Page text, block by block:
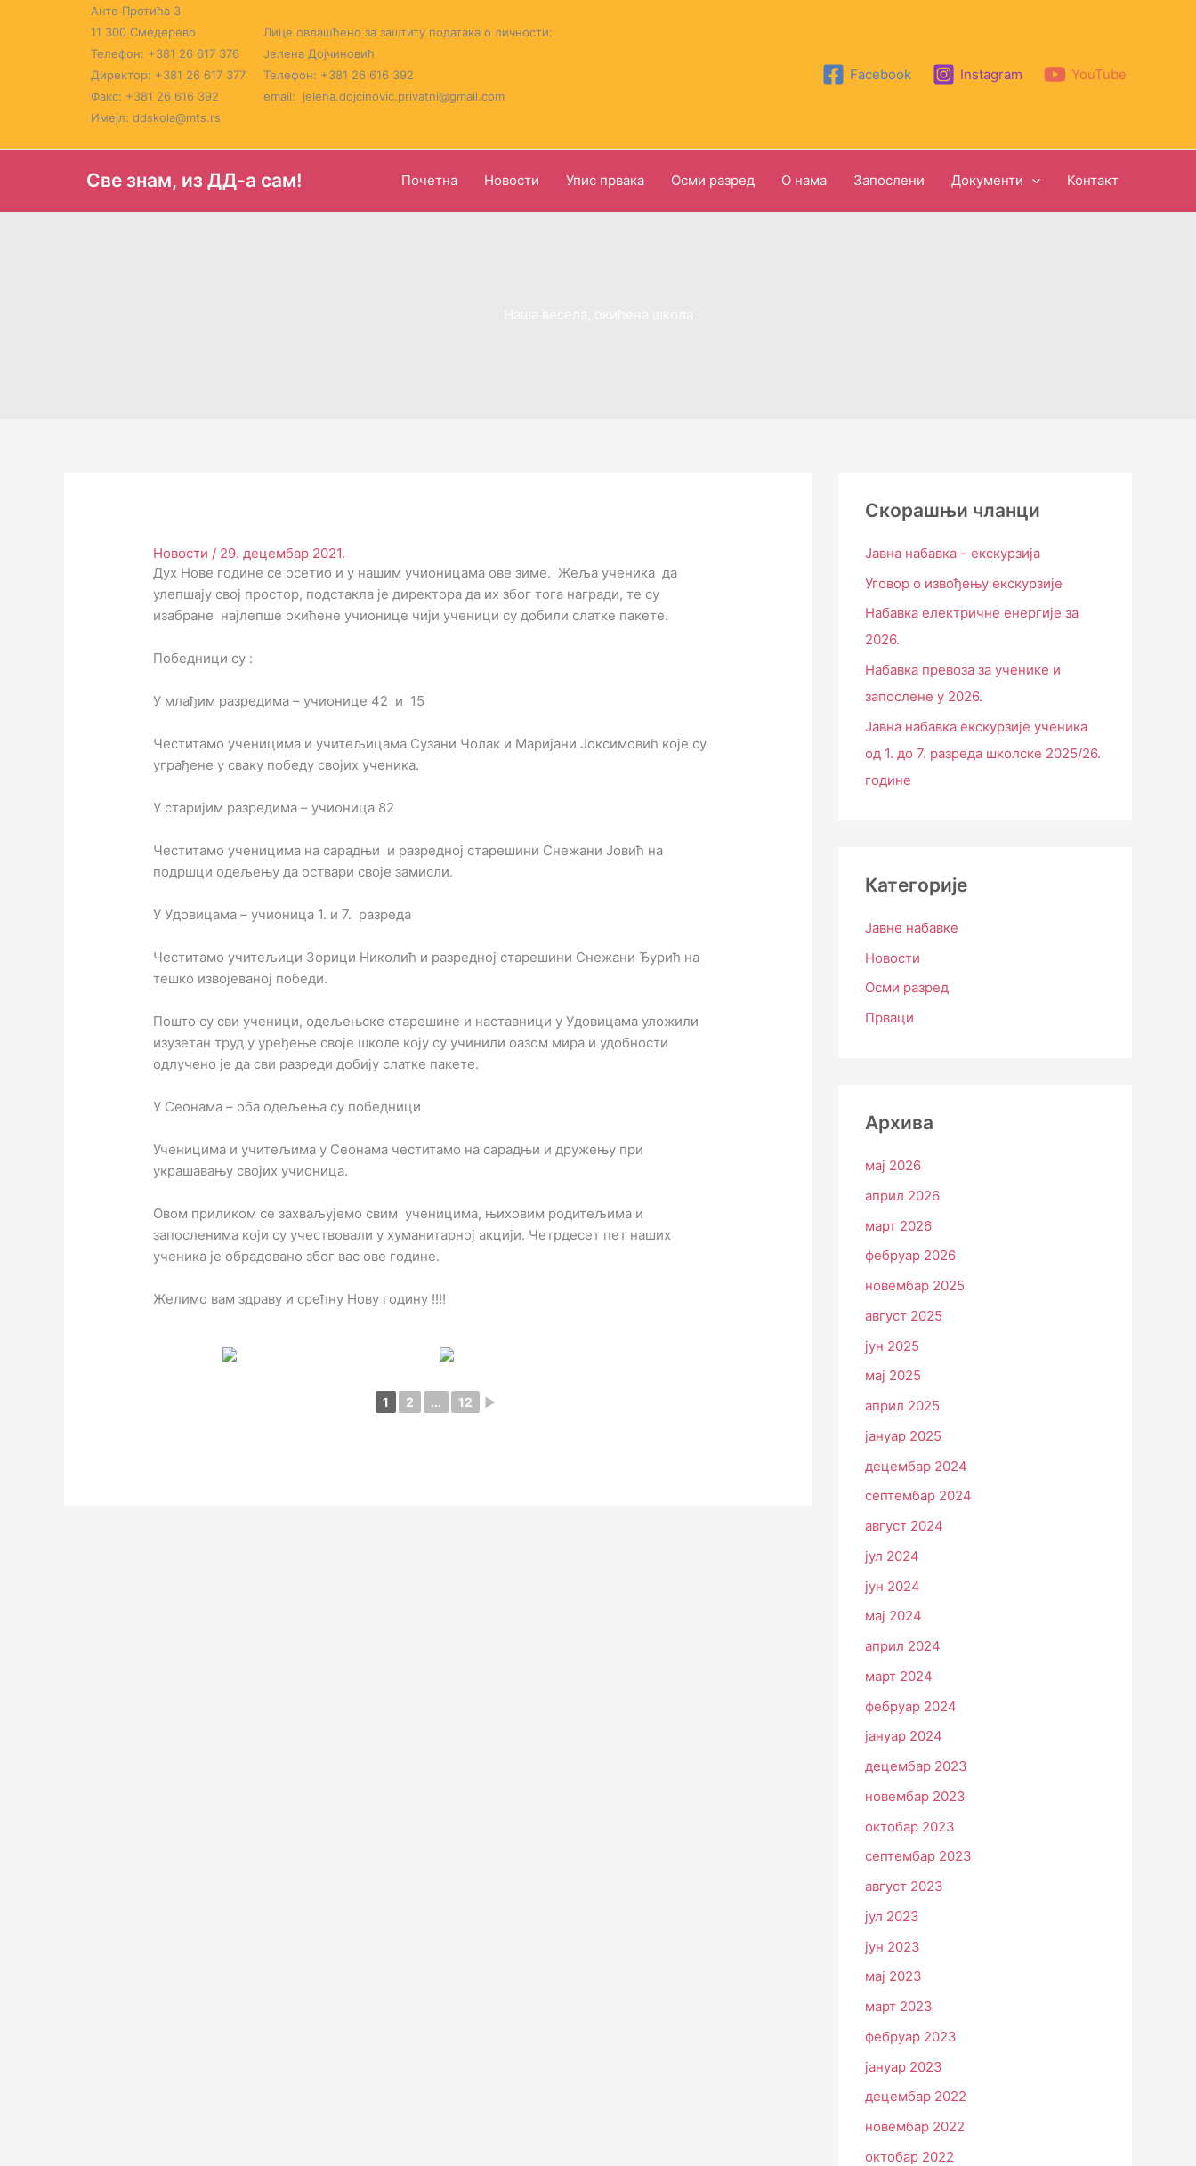
Анте Протића 3
11 300 Смедерево
Телефон: +381 26 617 376
Директор: +381 26 617 377
Факс: +381 26 616 392
Имејл: ddskola@mts.rs
Лице овлашћено за заштиту података о личности:
Јелена Дојчиновић
Телефон: +381 26 616 392
email: jelena.dojcinovic.privatni@gmail.com
Facebook Instagram YouTube
Све знам, из ДД-а сам! Почетна Новости Упис првака Осми разред О нама Запослени Документи Контакт
Новости / 29. децембар 2021.
Дух Нове године се осетио и у нашим учионицама ове зиме. Жеља ученика да
улепшају свој простор, подстакла је директора да их због тога награди, те су
изабране најлепше окићене учионице чији ученици су добили слатке пакете.
Победници су :
У млађим разредима – учионице 42 и 15
Честитамо ученицима и учитељицама Сузани Чолак и Маријани Јоксимовић које су
уграђене у сваку победу својих ученика.
У старијим разредима – учионица 82
Честитамо ученицима на сарадњи и разредној старешини Снежани Јовић на
подршци одељењу да оствари своје замисли.
У Удовицама – учионица 1. и 7. разреда
Честитамо учитељици Зорици Николић и разредној старешини Снежани Ђурић на
тешко извојеваној победи.
Пошто су сви ученици, одељењске старешине и наставници у Удовицама уложили
изузетан труд у уређење своје школе коју су учинили оазом мира и удобности
одлучено је да сви разреди добију слатке пакете.
У Сеонама – оба одељења су победници
Ученицима и учитељима у Сеонама честитамо на сарадњи и дружењу при
украшавању својих учионица.
Овом приликом се захваљујемо свим ученицима, њиховим родитељима и
запосленима који су учествовали у хуманитарној акцији. Четрдесет пет наших
ученика је обрадовано због вас ове године.
Желимо вам здраву и срећну Нову годину !!!!
1 2 ... 12 ►
Скорашњи чланци
Јавна набавка – екскурзија
Уговор о извођењу екскурзије
Набавка електричне енергије за
2026.
Набавка превоза за ученике и
запослене у 2026.
Јавна набавка екскурзије ученика
од 1. до 7. разреда школске 2025/26.
године
Категорије
Јавне набавке
Новости
Осми разред
Прваци
Архива
мај 2026
април 2026
март 2026
фебруар 2026
новембар 2025
август 2025
јун 2025
мај 2025
април 2025
јануар 2025
децембар 2024
септембар 2024
август 2024
јул 2024
јун 2024
мај 2024
април 2024
март 2024
фебруар 2024
јануар 2024
децембар 2023
новембар 2023
октобар 2023
септембар 2023
август 2023
јул 2023
јун 2023
мај 2023
март 2023
фебруар 2023
јануар 2023
децембар 2022
новембар 2022
октобар 2022